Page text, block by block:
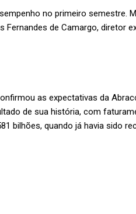
no primeiro semestre.
Fernandes de Camargo, diretor
as expectativas da
de sua história, com
bilhões, quando já havia sido